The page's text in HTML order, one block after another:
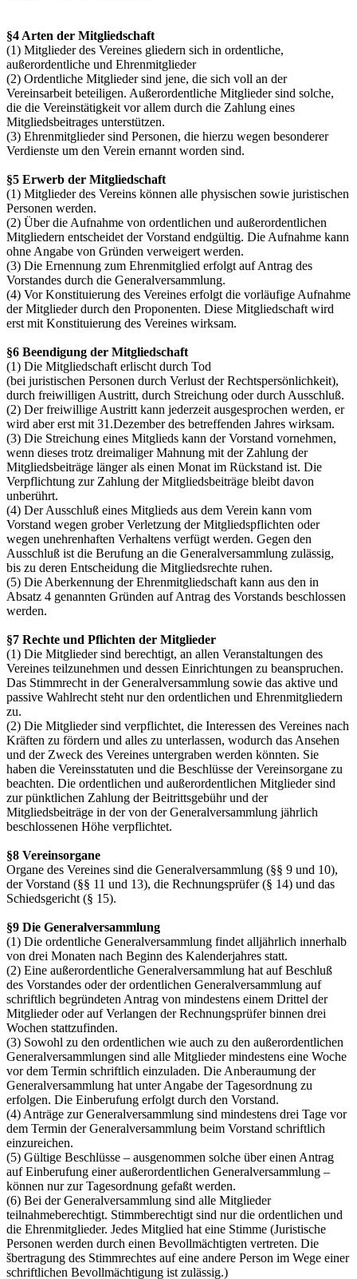
§4 Arten der Mitgliedschaft
(1) Mitglieder des Vereines gliedern sich in ordentliche,
außerordentliche und Ehrenmitglieder
(2) Ordentliche Mitglieder sind jene, die sich voll an der
Vereinsarbeit beteiligen. Außerordentliche Mitglieder sind solche,
die die Vereinstätigkeit vor allem durch die Zahlung eines
Mitgliedsbeitrages unterstützen.
(3) Ehrenmitglieder sind Personen, die hierzu wegen besonderer
Verdienste um den Verein ernannt worden sind.
§5 Erwerb der Mitgliedschaft
(1) Mitglieder des Vereins können alle physischen sowie juristischen
Personen werden.
(2) Über die Aufnahme von ordentlichen und außerordentlichen
Mitgliedern entscheidet der Vorstand endgültig. Die Aufnahme kann
ohne Angabe von Gründen verweigert werden.
(3) Die Ernennung zum Ehrenmitglied erfolgt auf Antrag des
Vorstandes durch die Generalversammlung.
(4) Vor Konstituierung des Vereines erfolgt die vorläufige Aufnahme
der Mitglieder durch den Proponenten. Diese Mitgliedschaft wird
erst mit Konstituierung des Vereines wirksam.
§6 Beendigung der Mitgliedschaft
(1) Die Mitgliedschaft erlischt durch Tod
(bei juristischen Personen durch Verlust der Rechtspersönlichkeit),
durch freiwilligen Austritt, durch Streichung oder durch Ausschluß.
(2) Der freiwillige Austritt kann jederzeit ausgesprochen werden, er
wird aber erst mit 31.Dezember des betreffenden Jahres wirksam.
(3) Die Streichung eines Mitglieds kann der Vorstand vornehmen,
wenn dieses trotz dreimaliger Mahnung mit der Zahlung der
Mitgliedsbeiträge länger als einen Monat im Rückstand ist. Die
Verpflichtung zur Zahlung der Mitgliedsbeiträge bleibt davon
unberührt.
(4) Der Ausschluß eines Mitglieds aus dem Verein kann vom
Vorstand wegen grober Verletzung der Mitgliedspflichten oder
wegen unehrenhaften Verhaltens verfügt werden. Gegen den
Ausschluß ist die Berufung an die Generalversammlung zulässig,
bis zu deren Entscheidung die Mitgliedsrechte ruhen.
(5) Die Aberkennung der Ehrenmitgliedschaft kann aus den in
Absatz 4 genannten Gründen auf Antrag des Vorstands beschlossen
werden.
§7 Rechte und Pflichten der Mitglieder
(1) Die Mitglieder sind berechtigt, an allen Veranstaltungen des
Vereines teilzunehmen und dessen Einrichtungen zu beanspruchen.
Das Stimmrecht in der Generalversammlung sowie das aktive und
passive Wahlrecht steht nur den ordentlichen und Ehrenmitgliedern
zu.
(2) Die Mitglieder sind verpflichtet, die Interessen des Vereines nach
Kräften zu fördern und alles zu unterlassen, wodurch das Ansehen
und der Zweck des Vereines untergraben werden könnten. Sie
haben die Vereinsstatuten und die Beschlüsse der Vereinsorgane zu
beachten. Die ordentlichen und außerordentlichen Mitglieder sind
zur pünktlichen Zahlung der Beitrittsgebühr und der
Mitgliedsbeiträge in der von der Generalversammlung jährlich
beschlossenen Höhe verpflichtet.
§8 Vereinsorgane
Organe des Vereines sind die Generalversammlung (§§ 9 und 10),
der Vorstand (§§ 11 und 13), die Rechnungsprüfer (§ 14) und das
Schiedsgericht (§ 15).
§9 Die Generalversammlung
(1) Die ordentliche Generalversammlung findet alljährlich innerhalb
von drei Monaten nach Beginn des Kalenderjahres statt.
(2) Eine außerordentliche Generalversammlung hat auf Beschluß
des Vorstandes oder der ordentlichen Generalversammlung auf
schriftlich begründeten Antrag von mindestens einem Drittel der
Mitglieder oder auf Verlangen der Rechnungsprüfer binnen drei
Wochen stattzufinden.
(3) Sowohl zu den ordentlichen wie auch zu den außerordentlichen
Generalversammlungen sind alle Mitglieder mindestens eine Woche
vor dem Termin schriftlich einzuladen. Die Anberaumung der
Generalversammlung hat unter Angabe der Tagesordnung zu
erfolgen. Die Einberufung erfolgt durch den Vorstand.
(4) Anträge zur Generalversammlung sind mindestens drei Tage vor
dem Termin der Generalversammlung beim Vorstand schriftlich
einzureichen.
(5) Gültige Beschlüsse – ausgenommen solche über einen Antrag
auf Einberufung einer außerordentlichen Generalversammlung –
können nur zur Tagesordnung gefaßt werden.
(6) Bei der Generalversammlung sind alle Mitglieder
teilnahmeberechtigt. Stimmberechtigt sind nur die ordentlichen und
die Ehrenmitglieder. Jedes Mitglied hat eine Stimme (Juristische
Personen werden durch einen Bevollmächtigten vertreten. Die
šbertragung des Stimmrechtes auf eine andere Person im Wege einer
schriftlichen Bevollmächtigung ist zulässig.)